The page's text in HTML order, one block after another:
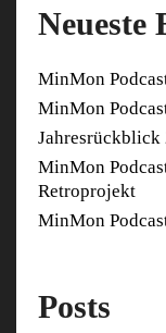
Neueste
MinMon
MinMon
Jahresrückblick
MinMon
Retroprojekt
MinMon
Posts